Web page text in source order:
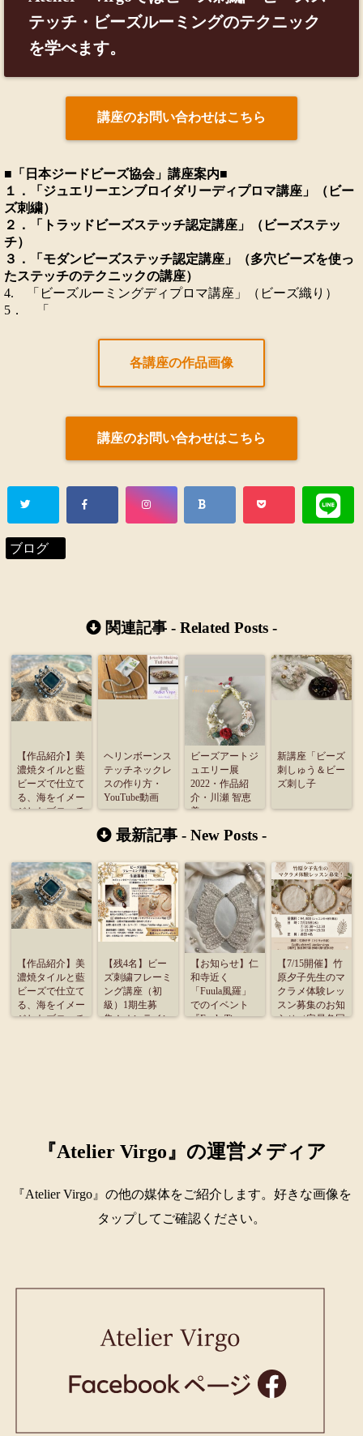
テッチ・ビーズルーミングのテクニック
を学べます。
講座のお問い合わせはこちら
■「日本ジードビーズ協会」講座案内■
１．「ジュエリーエンブロイダリーディプロマ講座」（ビー
ズ刺繍）
２．「トラッドビーズステッチ認定講座」（ビーズステッ
チ）
３．「モダンビーズステッチ認定講座」（多穴ビーズを使っ
たステッチのテクニックの講座）
4. 「ビーズルーミングディプロマ講座」（ビーズ織り）
5． 「
各講座の作品画像
講座のお問い合わせはこちら
ブログ
関連記事 - Related Posts -
【作品紹介】美
濃焼タイルと藍
ビーズで仕立て
る、海をイメー
ジしたブローチ
ヘリンボーンス
テッチネックレ
スの作り方・
YouTube動画
ビーズアートジ
ュエリー展
2022・作品紹
介・川瀬 智恵
美
新講座「ビーズ
刺しゅう＆ビー
ズ刺し子
最新記事 - New Posts -
【作品紹介】美
濃焼タイルと藍
ビーズで仕立て
る、海をイメー
ジしたブローチ
【残4名】ビー
ズ刺繍フレーミ
ング講座（初
級）1期生募
集！オンライン
【お知らせ】仁
和寺近く
「Fuula風羅」
でのイベント
『Fuula Time』
【7/15開催】竹
原夕子先生のマ
クラメ体験レッ
スン募集のお知
らせ（定員各回
『Atelier Virgo』の運営メディア
『Atelier Virgo』の他の媒体をご紹介します。好きな画像を
タップしてご確認ください。